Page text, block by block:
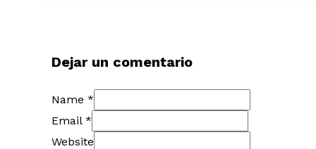
Dejar un comentario
Name *
Email *
Website